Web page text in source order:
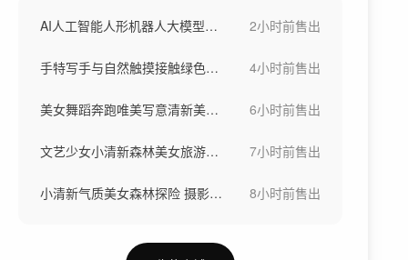
AI人工智能人形机器人大模型科技智能设备 2小时前售出
手特写手与自然触摸接触绿色生态与生命力 4小时前售出
美女舞蹈奔跑唯美写意清新美女大自然舞者 6小时前售出
文艺少女小清新森林美女旅游宣传感受自然 7小时前售出
小清新气质美女森林探险 摄影阳光穿透树林 8小时前售出